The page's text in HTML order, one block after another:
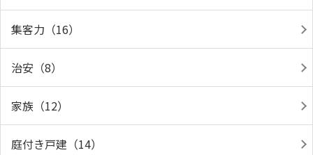
集客力（16）
治安（8）
家族（12）
庭付き戸建（14）